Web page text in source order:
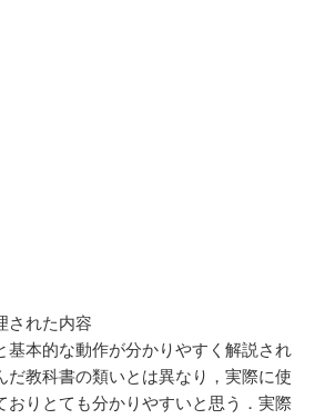
された内容
本的な動作が分かりやすく解説され
だ教科書の類いとは異なり，実際に使
おりとても分かりやすいと思う．実際